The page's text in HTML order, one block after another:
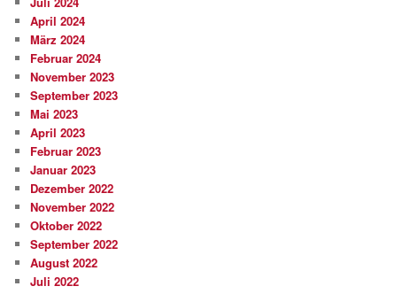
April 2024
März 2024
Februar 2024
November 2023
September 2023
Mai 2023
April 2023
Februar 2023
Januar 2023
Dezember 2022
November 2022
Oktober 2022
September 2022
August 2022
Juli 2022